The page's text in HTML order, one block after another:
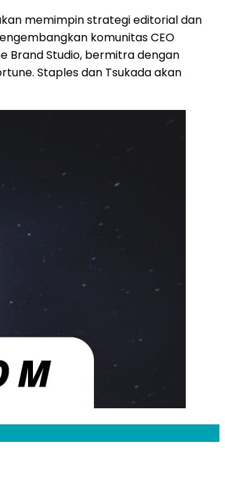
memimpin strategi editorial dan
komunitas CEO
Brand Studio, bermitra dengan
Staples dan Tsukada akan